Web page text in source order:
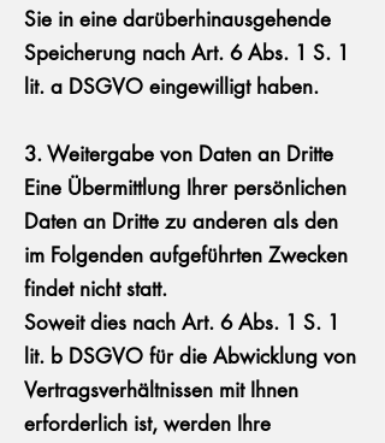
Sie in eine darüberhinausgehende
Speicherung nach Art. 6 Abs. 1 S. 1
lit. a DSGVO eingewilligt haben.
3. Weitergabe von Daten an Dritte
Eine Übermittlung Ihrer persönlichen
Daten an Dritte zu anderen als den
im Folgenden aufgeführten Zwecken
findet nicht statt.
Soweit dies nach Art. 6 Abs. 1 S. 1
lit. b DSGVO für die Abwicklung von
Vertragsverhältnissen mit Ihnen
erforderlich ist, werden Ihre